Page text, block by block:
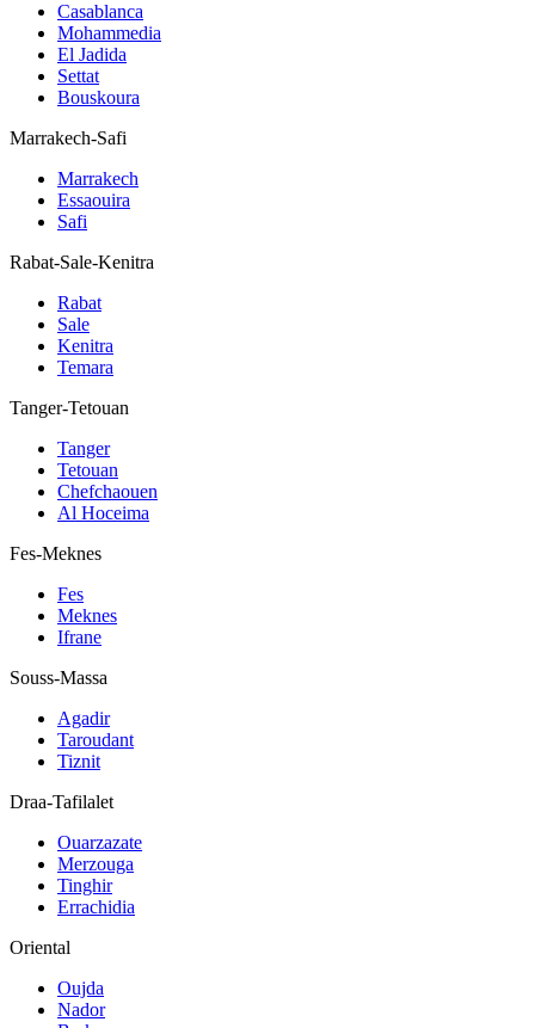
Casablanca
Mohammedia
El Jadida
Settat
Bouskoura
Marrakech-Safi
Marrakech
Essaouira
Safi
Rabat-Sale-Kenitra
Rabat
Sale
Kenitra
Temara
Tanger-Tetouan
Tanger
Tetouan
Chefchaouen
Al Hoceima
Fes-Meknes
Fes
Meknes
Ifrane
Souss-Massa
Agadir
Taroudant
Tiznit
Draa-Tafilalet
Ouarzazate
Merzouga
Tinghir
Errachidia
Oriental
Oujda
Nador